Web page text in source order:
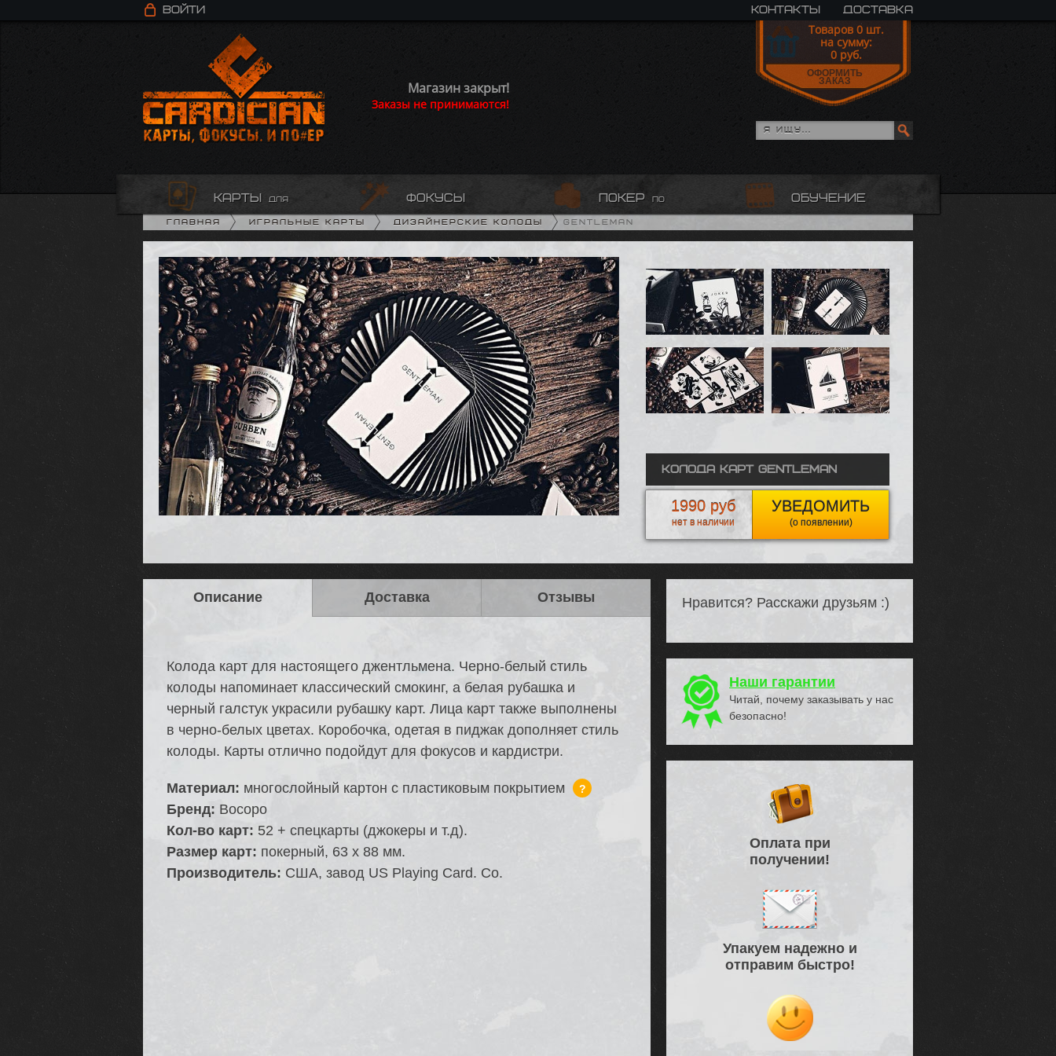
Войти контакты доставка
Товаров 0 шт.
на сумму:
0 руб.
ОФОРМИТЬ
ЗАКАЗ
Магазин закрыт!
Заказы не принимаются!
карты для фокусы покер по обучение
Главная Игральные карты Дизайнерские колоды Gentleman
Колода карт Gentleman
УВЕДОМИТЬ
(о появлении)
1990 руб
нет в наличии
Описание Доставка Отзывы
Колода карт для настоящего джентльмена. Черно-белый стиль
колоды напоминает классический смокинг, а белая рубашка и
черный галстук украсили рубашку карт. Лица карт также выполнены
в черно-белых цветах. Коробочка, одетая в пиджак дополняет стиль
колоды. Карты отлично подойдут для фокусов и кардистри.
Материал: многослойный картон с пластиковым покрытием ?
Бренд: Bocopo
Кол-во карт: 52 + спецкарты (джокеры и т.д).
Размер карт: покерный, 63 х 88 мм.
Производитель: США, завод US Playing Card. Co.
Нравится? Расскажи друзьям :)
Наши гарантии
Читай, почему заказывать у нас
безопасно!
Оплата при
получении!
Упакуем надежно и
отправим быстро!